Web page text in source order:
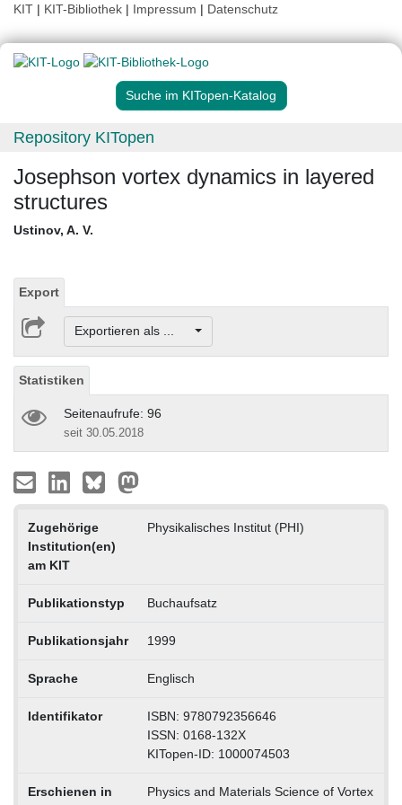
KIT | KIT-Bibliothek | Impressum | Datenschutz
Suche im KITopen-Katalog
Repository KITopen
Josephson vortex dynamics in layered
structures
Ustinov, A. V.
Export
Exportieren als ...
Statistiken
Seitenaufrufe: 96
seit 30.05.2018
Zugehörige
Institution(en)
am KIT
Physikalisches Institut (PHI)
Publikationstyp Buchaufsatz
Publikationsjahr 1999
Sprache Englisch
Identifikator
ISBN: 9780792356646
ISSN: 0168-132X
KITopen-ID: 1000074503
Erschienen in
Physics and Materials Science of Vortex